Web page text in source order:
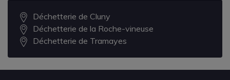
Déchetterie de Cluny
Déchetterie de la Roche-vineuse
Déchetterie de Tramayes